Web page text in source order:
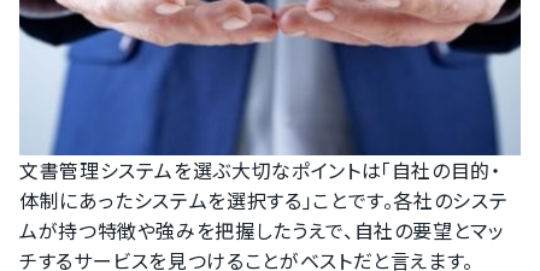
文書管理システムを選ぶ大切なポイントは「自社の目的・
体制にあったシステムを選択する」ことです。各社のシステ
ムが持つ特徴や強みを把握したうえで、自社の要望とマッ
チするサービスを見つけることがベストだと言えます。